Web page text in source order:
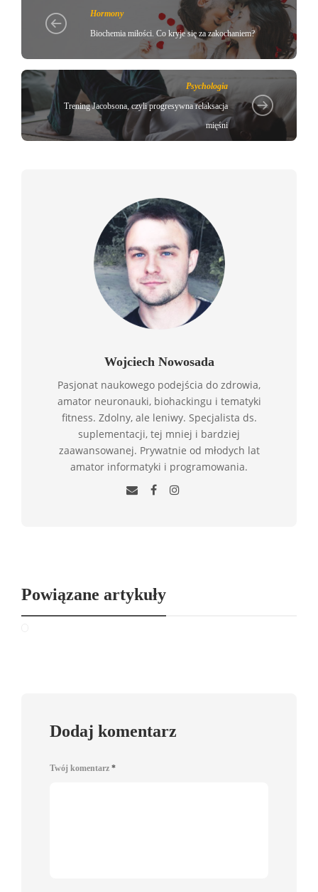
Hormony
Biochemia miłości. Co kryje się za zakochaniem?
Psychologia
Trening Jacobsona, czyli progresywna relaksacja
mięśni
Wojciech Nowosada
Pasjonat naukowego podejścia do zdrowia,
amator neuronauki, biohackingu i tematyki
fitness. Zdolny, ale leniwy. Specjalista ds.
suplementacji, tej mniej i bardziej
zaawansowanej. Prywatnie od młodych lat
amator informatyki i programowania.
Powiązane artykuły
Dodaj komentarz
Twój komentarz *